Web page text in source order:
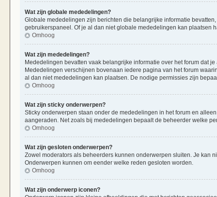
Wat zijn globale mededelingen?
Globale mededelingen zijn berichten die belangrijke informatie
gebruikerspaneel. Of je al dan niet globale mededelingen kan plaatsen
Omhoog
Wat zijn mededelingen?
Mededelingen bevatten vaak belangrijke informatie over het forum dat
Mededelingen verschijnen bovenaan iedere pagina van het forum
al dan niet mededelingen kan plaatsen. De nodige permissies zijn
Omhoog
Wat zijn sticky onderwerpen?
Sticky onderwerpen staan onder de mededelingen in het forum en
aangeraden. Net zoals bij mededelingen bepaalt de beheerder welke
Omhoog
Wat zijn gesloten onderwerpen?
Zowel moderators als beheerders kunnen onderwerpen sluiten. Je kan
Onderwerpen kunnen om eender welke reden gesloten worden.
Omhoog
Wat zijn onderwerp iconen?